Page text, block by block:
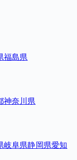
福島県
神奈川県
岐阜県静岡県愛知